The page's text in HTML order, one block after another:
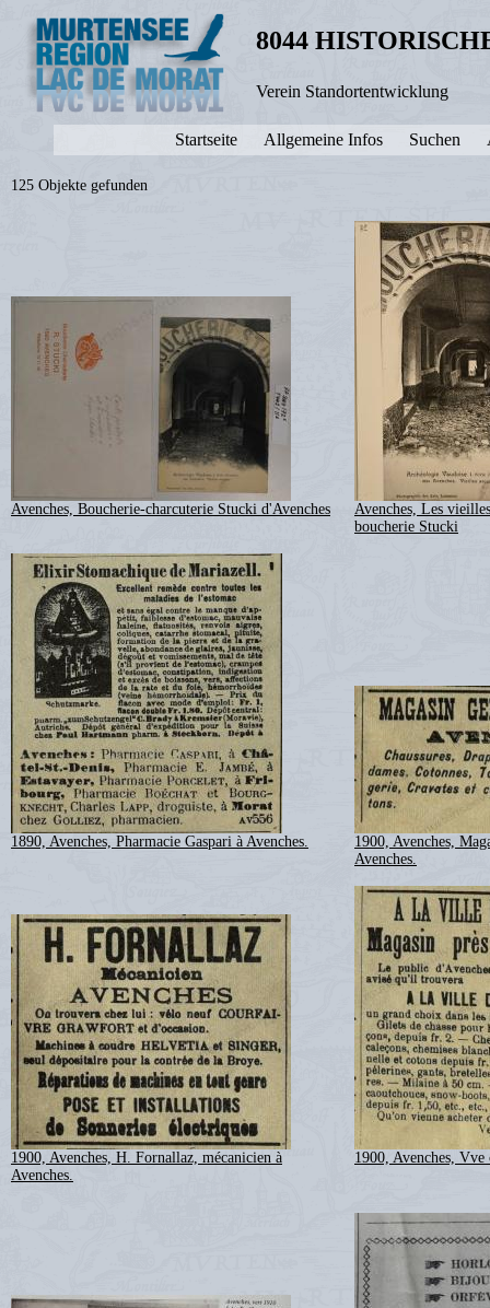
8044
Verein Standortentwicklung
Startseite Allgemeine Infos Suchen
125 Objekte gefunden
Avenches, Boucherie-charcuterie Stucki d'Avenches
Avenches, Les
boucherie Stucki
1890, Avenches, Pharmacie Gaspari à Avenches.
1900, Avenches,
Avenches.
1900, Avenches, H. Fornallaz, mécanicien à
Avenches.
1900, Avenches,